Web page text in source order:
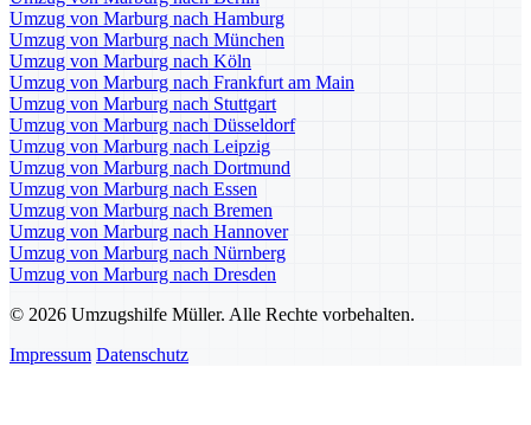
Umzug von Marburg nach Hamburg
Umzug von Marburg nach München
Umzug von Marburg nach Köln
Umzug von Marburg nach Frankfurt am Main
Umzug von Marburg nach Stuttgart
Umzug von Marburg nach Düsseldorf
Umzug von Marburg nach Leipzig
Umzug von Marburg nach Dortmund
Umzug von Marburg nach Essen
Umzug von Marburg nach Bremen
Umzug von Marburg nach Hannover
Umzug von Marburg nach Nürnberg
Umzug von Marburg nach Dresden
© 2026 Umzugshilfe Müller. Alle Rechte vorbehalten.
Impressum Datenschutz